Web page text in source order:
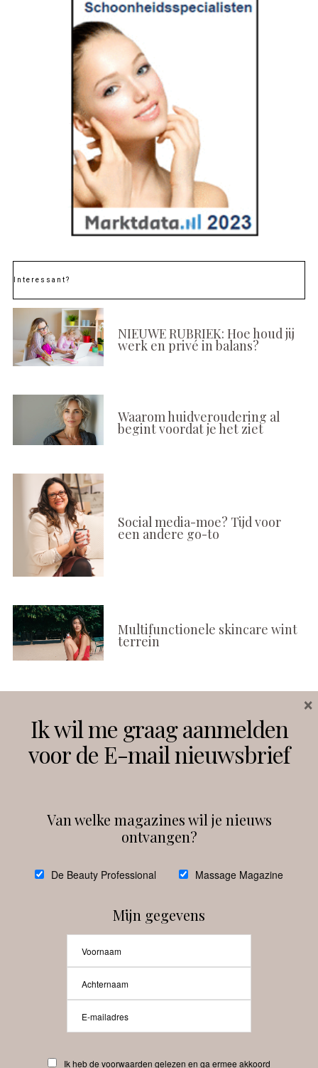
Interessant?
NIEUWE RUBRIEK: Hoe houd jij
werk en privé in balans?
Waarom huidveroudering al
begint voordat je het ziet
Social media-moe? Tijd voor
een andere go-to
Multifunctionele skincare wint
terrein
Instagram Facebook
debeautyprofessional
Beauty-Pro.nl
Ik wil me graag aanmelden
voor de E-mail nieuwsbrief
Van welke magazines wil je nieuws
ontvangen?
De Beauty Professional Massage Magazine
Mijn gegevens
Ik heb de voorwaarden gelezen en ga ermee akkoord
×